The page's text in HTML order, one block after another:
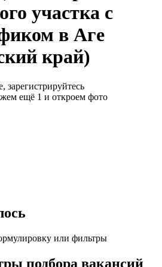
участка с
в Аге
край)
зарегистрируйтесь
ещё 1 и откроем фото
или фильтры
подбора вакансий